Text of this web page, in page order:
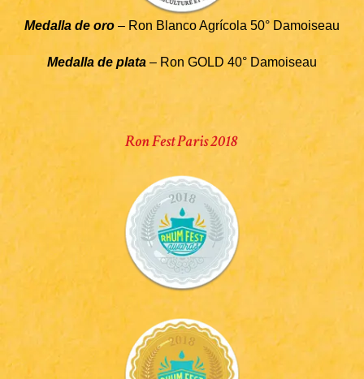
Medalla de oro– Ron Blanco Agrícola 50° Damoiseau
Medalla de plata– Ron GOLD 40° Damoiseau
Ron Fest Paris 2018